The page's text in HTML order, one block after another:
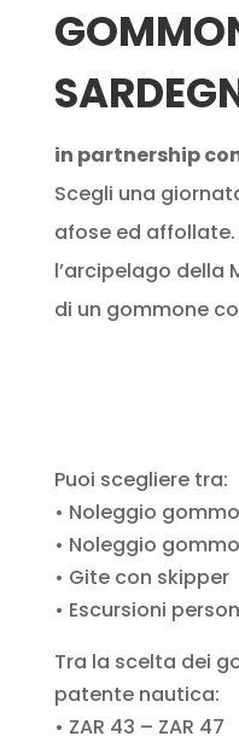
in partnership
Scegli una
afose ed
l’arcipelago della
di un gommone
Puoi scegliere tra:
• Noleggio
• Noleggio
• Gite con skipper
• Escursioni
Tra la scelta dei
patente nautica:
• ZAR 43 – ZAR 47